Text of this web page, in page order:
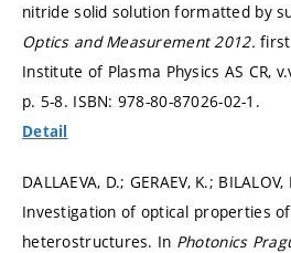
nitride solid solution formatted by
Optics and Measurement 2012.
Institute of Plasma Physics AS CR,
p. 5-8. ISBN: 978-80-87026-02-1.
Detail
DALLAEVA, D.; GERAEV, K.;
Investigation of optical properties of
heterostructures. In Photonics